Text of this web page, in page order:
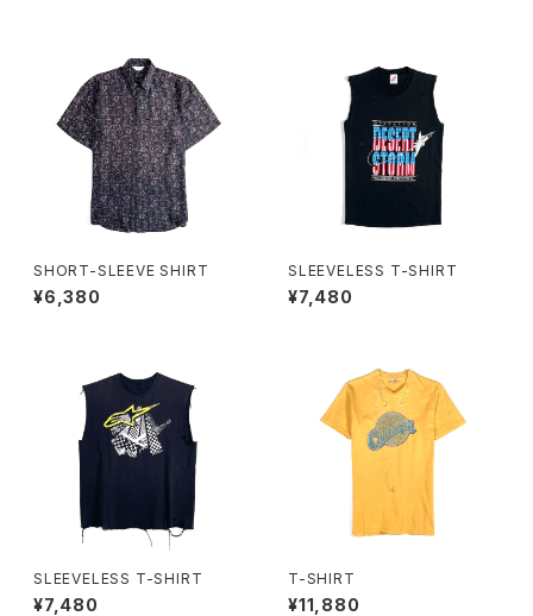
SHORT-SLEEVE SHIRT
¥6,380
SLEEVELESS T-SHIRT
¥7,480
SLEEVELESS T-SHIRT
¥7,480
T-SHIRT
¥11,880